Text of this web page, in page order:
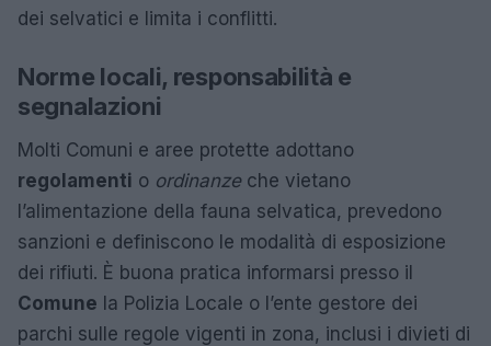
dei selvatici e limita i conflitti.
Norme locali, responsabilità e
segnalazioni
Molti Comuni e aree protette adottano
regolamenti o ordinanzeche vietano
l’alimentazione della fauna selvatica, prevedono
sanzioni e definiscono le modalità di esposizione
dei rifiuti. È buona pratica informarsi presso il
Comune la Polizia Locale o l’ente gestore dei
parchi sulle regole vigenti in zona, inclusi i divieti di